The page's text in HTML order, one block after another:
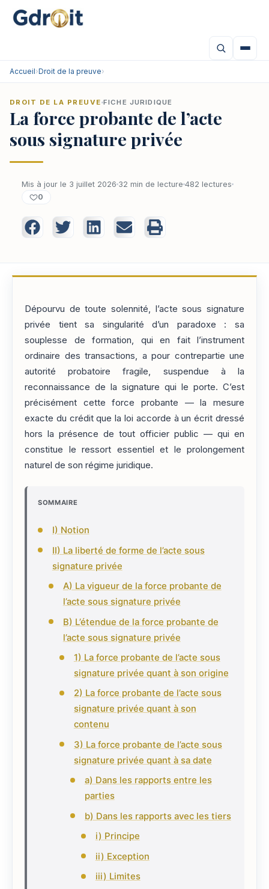
Accueil›Droit de la preuve›
DROIT DE LA PREUVE FICHE JURIDIQUE
La force probante de l’acte
sous signature privée
Mis à jour le 3 juillet 2026 32 min de lecture 482 lectures
0
Dépourvu de toute solennité, l’acte sous signature
privée tient sa singularité d’un paradoxe : sa
souplesse de formation, qui en fait l’instrument
ordinaire des transactions, a pour contrepartie une
autorité probatoire fragile, suspendue à la
reconnaissance de la signature qui le porte. C’est
précisément cette force probante — la mesure
exacte du crédit que la loi accorde à un écrit dressé
hors la présence de tout officier public — qui en
constitue le ressort essentiel et le prolongement
naturel de son régime juridique.
SOMMAIRE
I) Notion
II) La liberté de forme de l’acte sous
signature privée
A) La vigueur de la force probante de
l’acte sous signature privée
B) L’étendue de la force probante de
l’acte sous signature privée
1) La force probante de l’acte sous
signature privée quant à son origine
2) La force probante de l’acte sous
signature privée quant à son
contenu
3) La force probante de l’acte sous
signature privée quant à sa date
a) Dans les rapports entre les
parties
b) Dans les rapports avec les tiers
i) Principe
ii) Exception
iii) Limites